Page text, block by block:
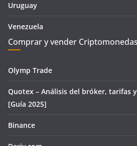
Uruguay
Venezuela
Comprar y vender Criptomonedas
Olymp Trade
Quotex – Análisis del bróker, tarifas
[Guía 2025]
Binance